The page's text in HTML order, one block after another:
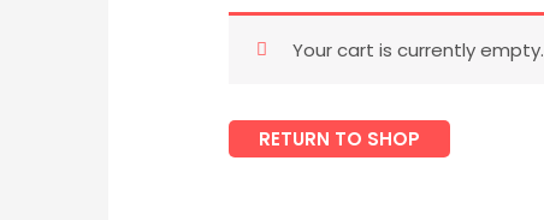
Your cart is currently empty.
RETURN TO SHOP